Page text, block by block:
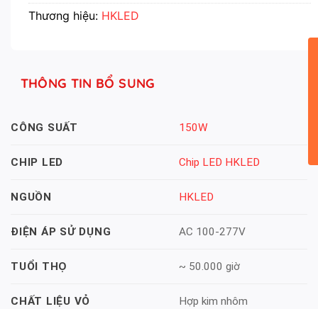
Thương hiệu: HKLED
THÔNG TIN BỔ SUNG
CÔNG SUẤT 150W
CHIP LED Chip LED HKLED
NGUỒN HKLED
ĐIỆN ÁP SỬ DỤNG AC 100-277V
TUỔI THỌ ~ 50.000 giờ
CHẤT LIỆU VỎ Hợp kim nhôm